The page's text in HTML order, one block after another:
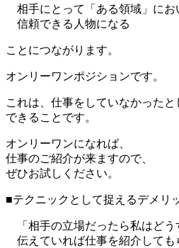
相手にとって「ある領域」にお
信頼できる人物になる
ことにつながります。
オンリーワンポジションです。
これは、仕事をしていなかったと
できることです。
オンリーワンになれば、
仕事のご紹介が来ますので、
ぜひお試しください。
■テクニックとして捉えるデメリ
「相手の立場だったら私はどう
伝えていれば仕事を紹介しても